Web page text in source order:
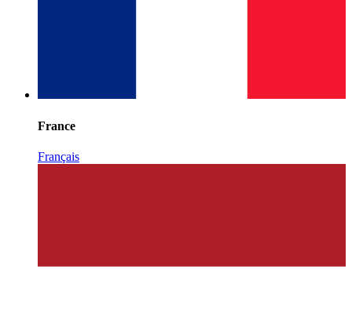
France
Français